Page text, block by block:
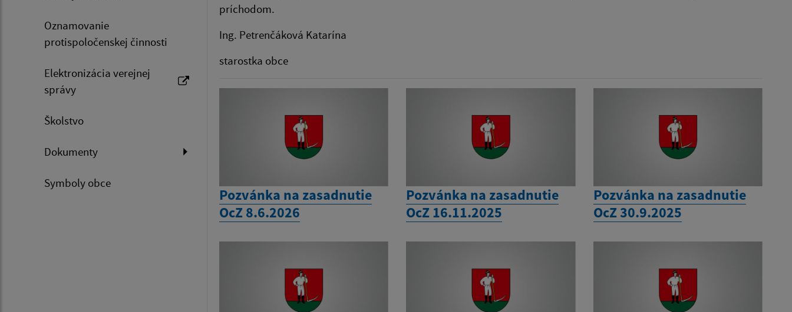
Oznamovanie
protispoločenskej činnosti
Elektronizácia verejnej
správy
Školstvo
Dokumenty
Symboly obce
príchodom.
Ing. Petrenčáková Katarína
starostka obce
Pozvánka na zasadnutie
OcZ 8.6.2026
Pozvánka na zasadnutie
OcZ 16.11.2025
Pozvánka na zasadnutie
OcZ 30.9.2025